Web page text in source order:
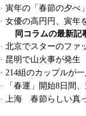
· 寅年の「春節の夕べ
· 女優の高円円、寅年
同コラムの最新記
· 北京でスターのファ
· 昆明で山火事が発生
· 214組のカップルが
·
「春運」開始8日間
· 上海 春節らしい真